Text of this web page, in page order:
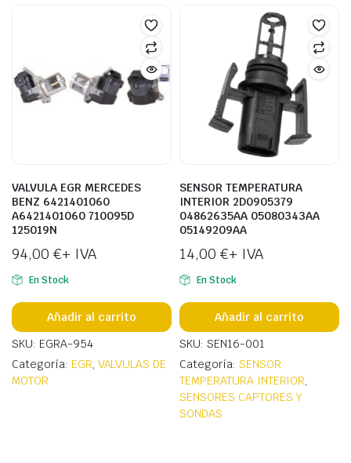
VALVULA EGR MERCEDES
BENZ 6421401060
A6421401060 710095D
125019N
94,00 €+ IVA
En Stock
Añadir al carrito
SKU: EGRA-954
Categoría: EGR, VALVULAS DE
MOTOR
SENSOR TEMPERATURA
INTERIOR 2D0905379
04862635AA 05080343AA
05149209AA
14,00 €+ IVA
En Stock
Añadir al carrito
SKU: SEN16-001
Categoría: SENSOR
TEMPERATURA INTERIOR,
SENSORES CAPTORES Y
SONDAS